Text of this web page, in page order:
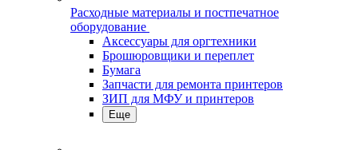
Расходные материалы и постпечатное
оборудование
Аксессуары для оргтехники
Брошюровщики и переплет
Бумага
Запчасти для ремонта принтеров
ЗИП для МФУ и принтеров
Еще